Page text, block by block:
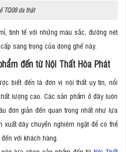
TQ08 da thật
tinh tế với những màu sắc, đường nét
sang trọng của dòng ghế này.
đến từ Nội Thất Hòa Phát
biết đến là đơn vị nội thất uy tín, nổi
lượng cao. Các sản phẩm ở đây luôn
đơn giản đến quan trọng nhất như lựa
dây chuyền nghiêm ngặt để có thể
với khách hàng.